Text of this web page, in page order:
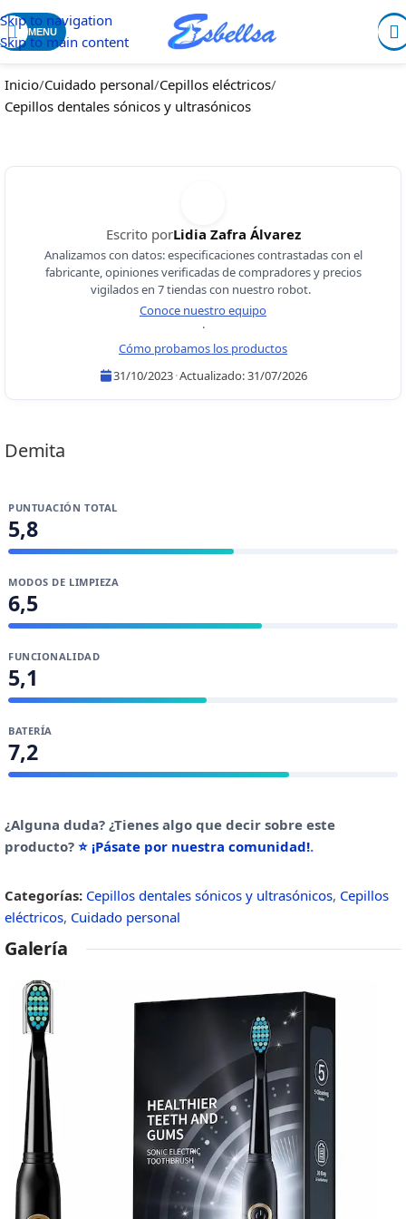
Skip to navigation
Skip to main content
MENU
Inicio/Cuidado personal/Cepillos eléctricos/
Cepillos dentales sónicos y ultrasónicos
Escrito porLidia Zafra Álvarez
Analizamos con datos: especificaciones contrastadas con el
fabricante, opiniones verificadas de compradores y precios
vigilados en 7 tiendas con nuestro robot.
Conoce nuestro equipo
·
Cómo probamos los productos
31/10/2023·Actualizado:31/07/2026
Demita
PUNTUACIÓN TOTAL
5,8
MODOS DE LIMPIEZA
6,5
FUNCIONALIDAD
5,1
BATERÍA
7,2
¿Alguna duda? ¿Tienes algo que decir sobre este
producto? ⭐ ¡Pásate por nuestra comunidad!.
Categorías: Cepillos dentales sónicos y ultrasónicos, Cepillos
eléctricos, Cuidado personal
Galería